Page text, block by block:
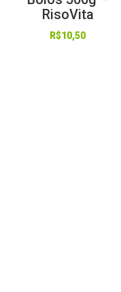
RisoVita
R$10,50